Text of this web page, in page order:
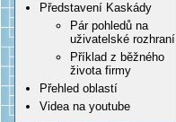
Představení Kaskády
Pár pohledů na
uživatelské rozhraní
Příklad z běžného
života firmy
Přehled oblastí
Videa na youtube